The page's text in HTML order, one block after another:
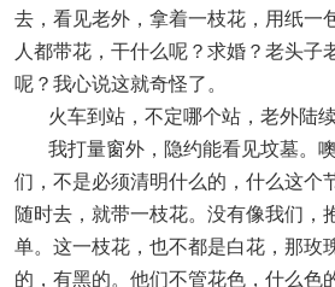
去，看见老外，拿着一枝花，用纸一
人都带花，干什么呢？求婚？老头子
呢？我心说这就奇怪了。
火车到站，不定哪个站，老外陆续
我打量窗外，隐约能看见坟墓。
们，不是必须清明什么的，什么这个
随时去，就带一枝花。没有像我们，
单。这一枝花，也不都是白花，那玫
的，有黑的。他们不管花色，什么色